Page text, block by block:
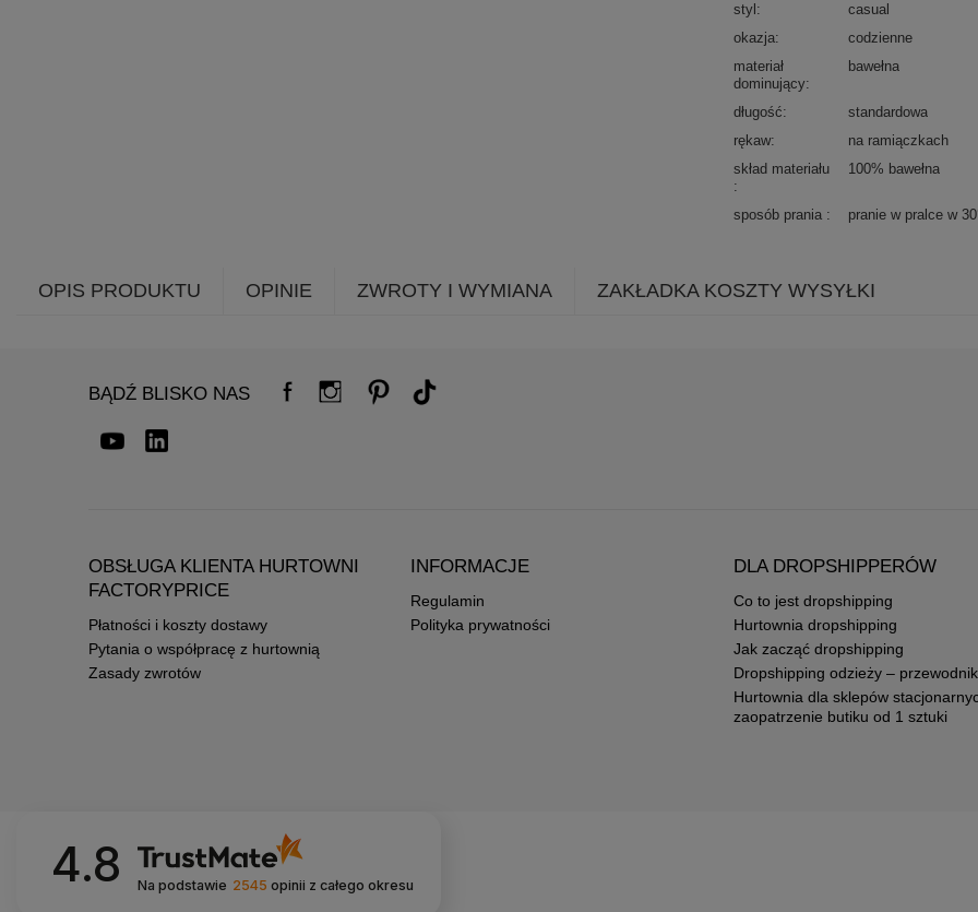
styl
casual
okazja
codzienne
materiał
dominujący
bawełna
długość
standardowa
rękaw
na ramiączkach
skład materiału
100% bawełna
sposób prania pranie w pralce w
OPIS PRODUKTU OPINIE ZWROTY I WYMIANA ZAKŁADKA KOSZTY WYSYŁKI
BĄDŹ BLISKO NAS
OBSŁUGA KLIENTA HURTOWNI
FACTORYPRICE
Płatności i koszty dostawy
Pytania o współpracę z hurtownią
Zasady zwrotów
INFORMACJE
Regulamin
Polityka prywatności
DLA DROPSHIPPERÓW
Co to jest dropshipping
Hurtownia dropshipping
Jak zacząć dropshipping
Dropshipping odzieży – przewodnik
Hurtownia dla sklepów
zaopatrzenie butiku od 1 sztuki
4.8 Na podstawie 2545 opinii z całego okresu